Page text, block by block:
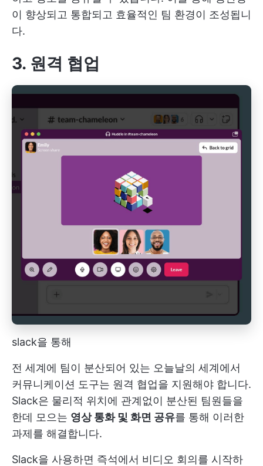
이 향상되고 통합되고 효율적인 팀 환경이 조성됩니
다.
3. 원격 협업
slack을 통해
전 세계에 팀이 분산되어 있는 오늘날의 세계에서
커뮤니케이션 도구는 원격 협업을 지원해야 합니다.
Slack은 물리적 위치에 관계없이 분산된 팀원들을
한데 모으는 영상 통화 및 화면 공유를 통해 이러한
과제를 해결합니다.
Slack을 사용하면 즉석에서 비디오 회의를 시작하